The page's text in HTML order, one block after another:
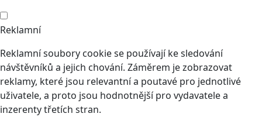
Reklamní
Reklamní soubory cookie se používají ke sledování
návštěvníků a jejich chování. Záměrem je zobrazovat
reklamy, které jsou relevantní a poutavé pro jednotlivé
uživatele, a proto jsou hodnotnější pro vydavatele a
inzerenty třetích stran.